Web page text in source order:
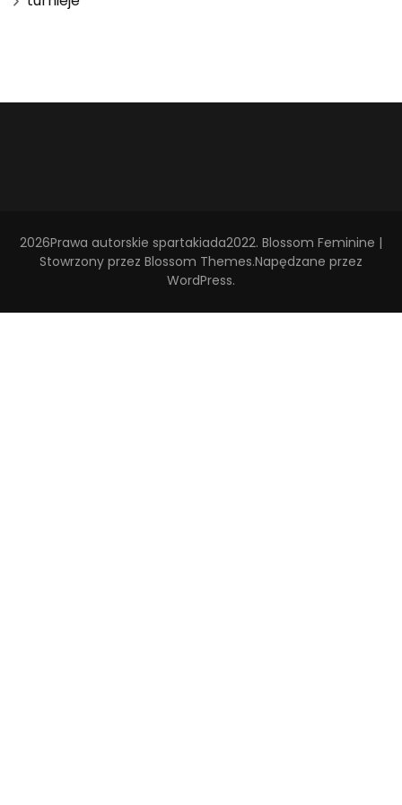
2026Prawa autorskie spartakiada2022. Blossom Feminine |
Stowrzony przez Blossom Themes.Napędzane przez
WordPress.